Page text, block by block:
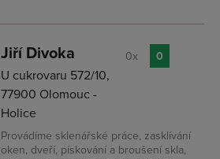
Jiří Divoka
U cukrovaru 572/10,
77900 Olomouc -
Holice
Provádíme sklenářské práce, zasklívání
oken, dveří, pískování a broušení skla,
0x 0